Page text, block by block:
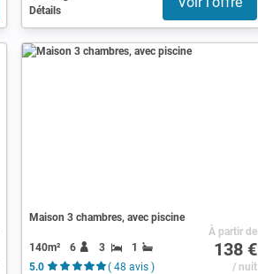
Détails
Maison 3 chambres, avec piscine
140m² 6 3
1
5.0
( 48 avis )
À partir de
138 €
/ nuit